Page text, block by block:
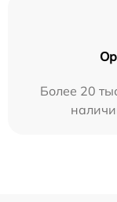
Более 20